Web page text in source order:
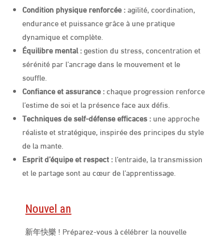
Condition physique renforcée : agilité, coordination,
endurance et puissance grâce à une pratique
dynamique et complète.
Équilibre mental :gestion du stress, concentration et
sérénité par l’ancrage dans le mouvement et le
souffle.
Confiance et assurance :chaque progression renforce
l’estime de soi et la présence face aux défis.
Techniques de self-défense efficaces : une approche
réaliste et stratégique, inspirée des principes du style
de la mante.
Esprit d’équipe et respect : l’entraide, la transmission
et le partage sont au cœur de l’apprentissage.
Nouvel an
新年快樂 ! Préparez-vous à célébrer la nouvelle